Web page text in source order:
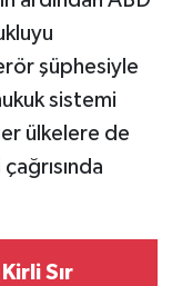
şüphesiyle
sistemi
ülkelere de
Sır